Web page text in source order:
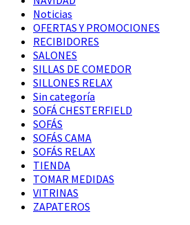
Noticias
OFERTAS Y PROMOCIONES
RECIBIDORES
SALONES
SILLAS DE COMEDOR
SILLONES RELAX
Sin categoría
SOFÁ CHESTERFIELD
SOFÁS
SOFÁS CAMA
SOFÁS RELAX
TIENDA
TOMAR MEDIDAS
VITRINAS
ZAPATEROS